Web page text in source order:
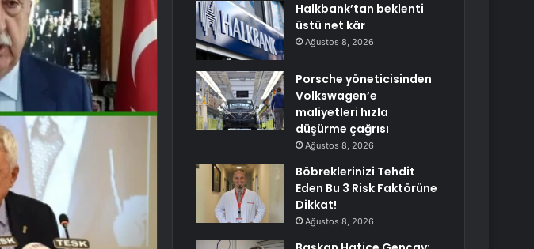
Halkbank’tan beklenti
üstü net kâr
Ağustos 8, 2026
Porsche yöneticisinden
Volkswagen’e
maliyetleri hızla
düşürme çağrısı
Ağustos 8, 2026
Böbreklerinizi Tehdit
Eden Bu 3 Risk Faktörüne
Dikkat!
Ağustos 8, 2026